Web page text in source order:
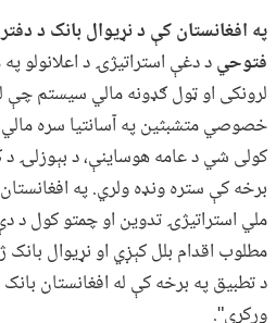
په افغانستان کې د نړیوال بانک د
فتوحيد دغې استراتیژۍ د اعلانولو
لرونکی او ټول ګډونه مالي سیستم چې
خصوصي متشبثین په آسانتیا سره
کولی شي د عامه هوساینې، د بېوزلۍ
برخه کې ستره ونډه ولري. په
ملي استراتیژۍ تدوین او چمتو کول د
مطلوب اقدام بلل کېږي او نړیوال
د تطبیق په برخه کې له افغانستان
ورکړي".